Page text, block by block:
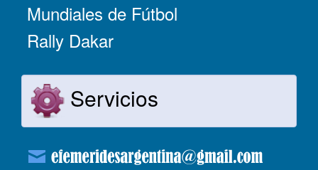
Mundiales de Fútbol
Rally Dakar
Servicios